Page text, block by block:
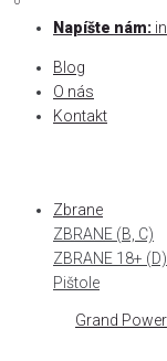
Skip
content
Napíšte nám:
Blog
O nás
Kontakt
Zbrane
ZBRANE (B, C)
ZBRANE 18+ (D)
Pištole
Grand Power